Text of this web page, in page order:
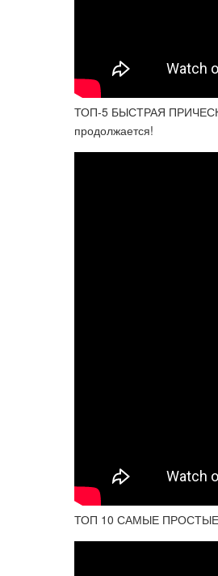
ТОП-5 БЫСТРАЯ
продолжается!
ТОП 10 САМЫЕ ПРОСТЫЕ